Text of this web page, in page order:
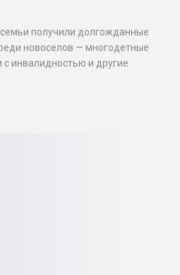
получили долгожданные
новоселов — многодетные
инвалидностью и другие